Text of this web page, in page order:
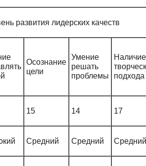
развития лидерских качеств
Осознание
цели
Умение
решать
проблемы
Наличие
подхода
15 14 17
Средний Средний Средний